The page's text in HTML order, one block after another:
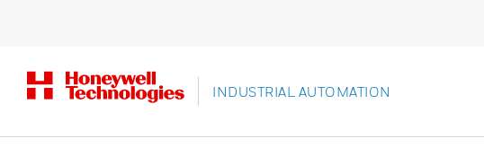
INDUSTRIAL AUTOMATION